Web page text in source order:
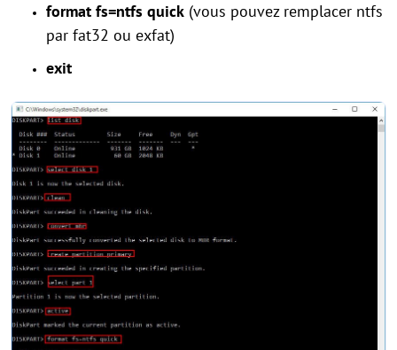
format fs=ntfs quick (vous pouvez remplacer ntfs
par fat32 ou exfat)
exit